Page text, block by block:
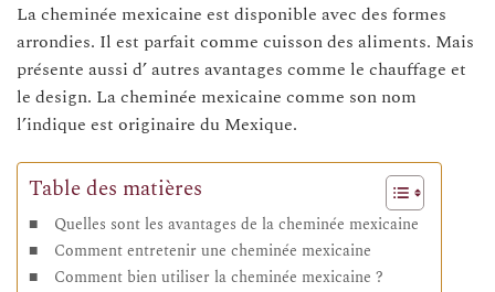
La cheminée mexicaine est disponible avec des formes
arrondies. Il est parfait comme cuisson des aliments. Mais
présente aussi d’ autres avantages comme le chauffage et
le design. La cheminée mexicaine comme son nom
l’indique est originaire du Mexique.
Table des matières
Quelles sont les avantages de la cheminée mexicaine
Comment entretenir une cheminée mexicaine
Comment bien utiliser la cheminée mexicaine ?